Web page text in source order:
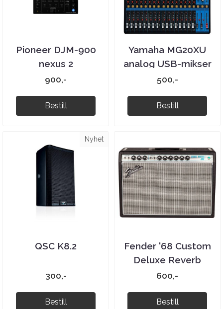
Pioneer DJM-900
nexus 2
900,-
Bestill
Yamaha MG20XU
analog USB-mikser
500,-
Bestill
Nyhet
QSC K8.2
300,-
Bestill
Fender '68 Custom
Deluxe Reverb
600,-
Bestill